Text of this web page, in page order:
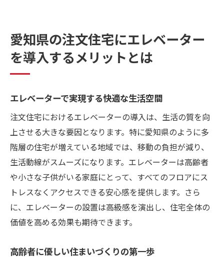
家族全員が安心して暮らせるために
エレベーター設置で叶えるバリアフリーな注文
エレベーターがもたらす自由な動線
生活の質が向上する家づくりの秘訣
段差のない安心感を提供する方法
身体が不自由な方への配慮が生む価値
高齢化社会での需要増加を見据えて
注文住宅でエレベーターを取り入れる際の注意
点と対策
エレベーター設置に必要なスペースの確保
設計段階での重要なチェックポイント
愛知県の注文住宅にエレベーター
を導入するメリットとは
エレベーターで実現する快適な生活空間
注文住宅におけるエレベーターの導入は、生活の質を向
上させる大きな要因となります。特に愛知県のように多
階層の住宅が増えている地域では、移動の負担が減り、
生活動線がスムーズになります。エレベーターは高齢者
や小さな子供がいる家庭にとって、すべてのフロアにス
トレスなくアクセスできる安心感を提供します。さら
に、エレベーターの設置は高級感を演出し、住宅全体の
価値を高める効果も期待できます。
高齢者に優しい住まいづくりの第一歩